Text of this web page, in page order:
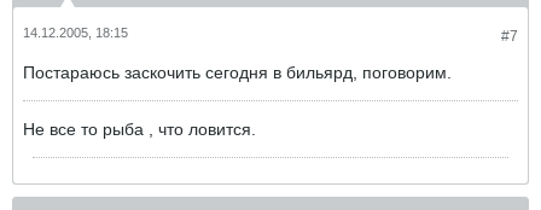
#7
14.12.2005, 18:15
Постараюсь заскочить сегодня в бильярд, поговорим.
Не все то рыба , что ловится.